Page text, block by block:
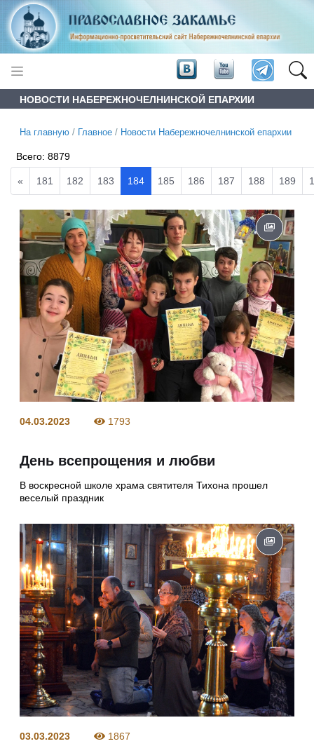
НОВОСТИ НАБЕРЕЖНОЧЕЛНИНСКОЙ ЕПАРХИИ
На главную / Главное / Новости Набережночелнинской епархии
Всего:8879
« 181 182 183 184 185 186 187 188 189
04.03.2023 1793
День всепрощения и любви
В воскресной школе храма святителя Тихона прошел
веселый праздник
03.03.2023 1867